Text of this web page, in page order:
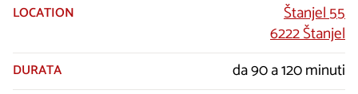
LOCATION
Štanjel 55
6222 Štanjel
DURATA da 90 a 120 minuti